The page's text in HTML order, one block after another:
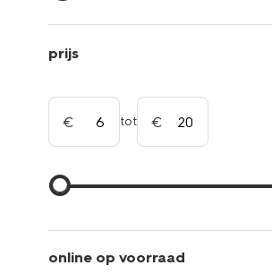
prijs
tot
online op voorraad